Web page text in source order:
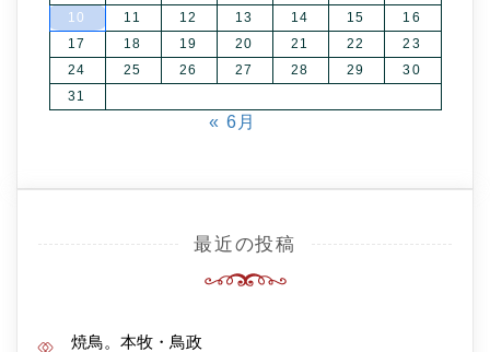
10
11 12 13 14 15
16
17
18 19 20 21 22
23
24
25 26 27 28 29
30
31
« 6月
最近の投稿
焼鳥。本牧・鳥政